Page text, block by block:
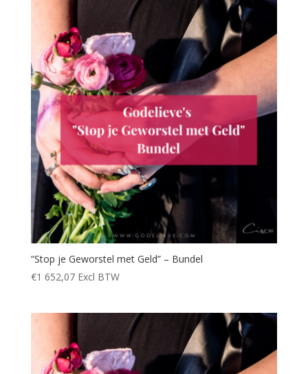
“Stop je Geworstel met Geld” – Bundel
€1 652,07 Excl BTW